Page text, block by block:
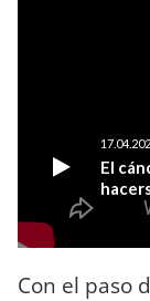
Con el paso